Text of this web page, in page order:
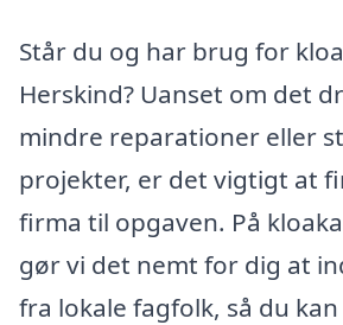
Står du og har brug for
Herskind? Uanset om det
mindre reparationer eller
projekter, er det vigtigt at
firma til opgaven. På
gør vi det nemt for dig at
fra lokale fagfolk, så du